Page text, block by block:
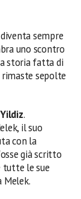
diventa sempre
uno scontro
storia fatta di
sepolte
Yildiz.
il suo
con la
già scritto
tutte le sue
Melek.